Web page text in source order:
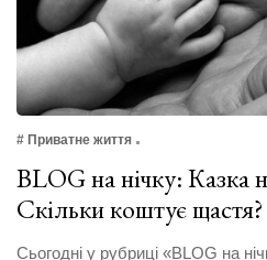
# Приватне життя
BLOG на нічку: Казка
Скільки коштує щастя?
Сьогодні у рубриці «BLOG на